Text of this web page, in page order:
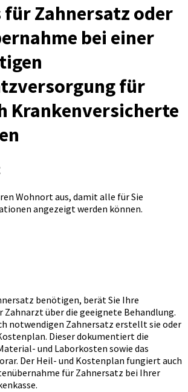
für Zahnersatz oder
bei einer
für
Krankenversicherte
Wohnort aus, damit alle für Sie
angezeigt werden können.
benötigen, berät Sie Ihre
Zahnarzt über die geeignete Behandlung.
notwendigen Zahnersatz erstellt sie oder
Dieser dokumentiert die
und Laborkosten sowie das
Der Heil- und Kostenplan fungiert auch
für Zahnersatz bei Ihrer